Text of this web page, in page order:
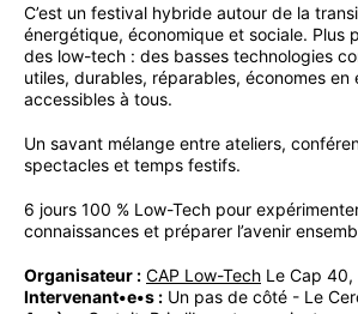
C’est un festival hybride autour de la
énergétique, économique et sociale. Plus
des low-tech : des basses technologies
utiles, durables, réparables, économes en
accessibles à tous.
Un savant mélange entre ateliers,
spectacles et temps festifs.
6 jours 100 % Low-Tech pour
connaissances et préparer l’avenir
Organisateur : CAP Low-Tech Le Cap 40,
Intervenant•e•s : Un pas de côté - Le